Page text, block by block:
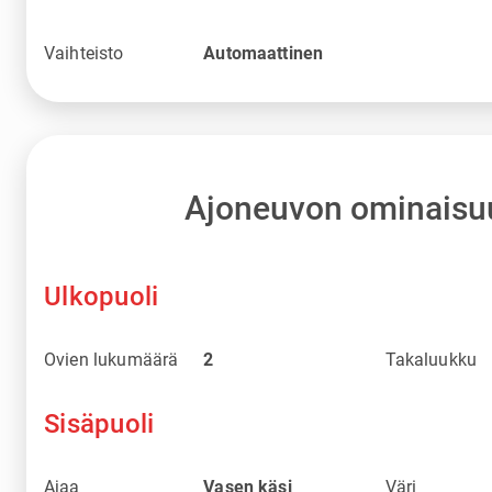
Vaihteisto Automaattinen
Ajoneuvon
Ulkopuoli
Ovien lukumäärä 2 Takaluukku
Sisäpuoli
Ajaa Vasen käsi Väri